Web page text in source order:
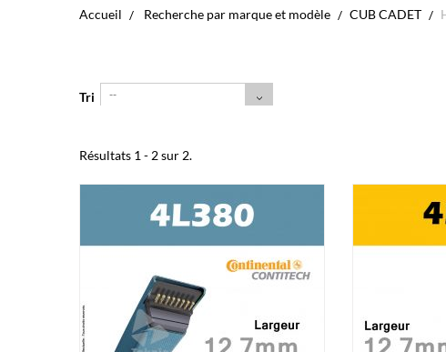
Accueil Recherche par marque et modèle CUB CADET
Tri --
Résultats 1 - 2 sur 2.